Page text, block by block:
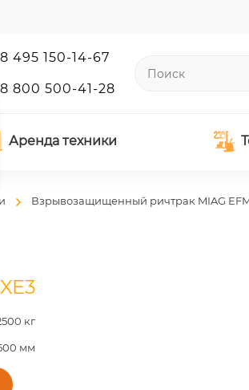
8 495 150-14-67
8 800 500-41-28
Аренда техники
Взрывозащищенный ричтрак MIAG
кг
мм